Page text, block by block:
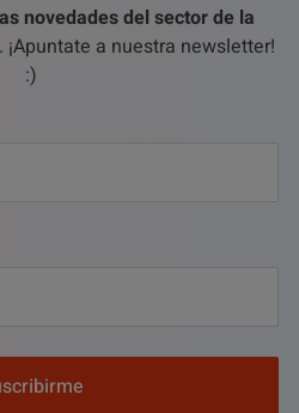
novedades del sector de la
. ¡Apuntate a nuestra newsletter!
:)